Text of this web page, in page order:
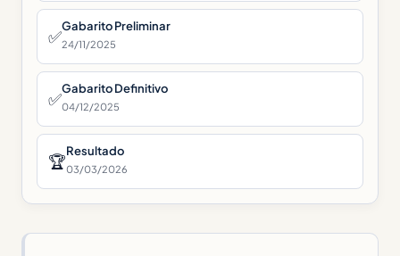
✅Gabarito Preliminar
24/11/2025
✅Gabarito Definitivo
04/12/2025
🏆Resultado
03/03/2026